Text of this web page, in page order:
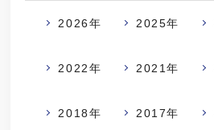
2026年 2025年
2022年 2021年
2018年 2017年